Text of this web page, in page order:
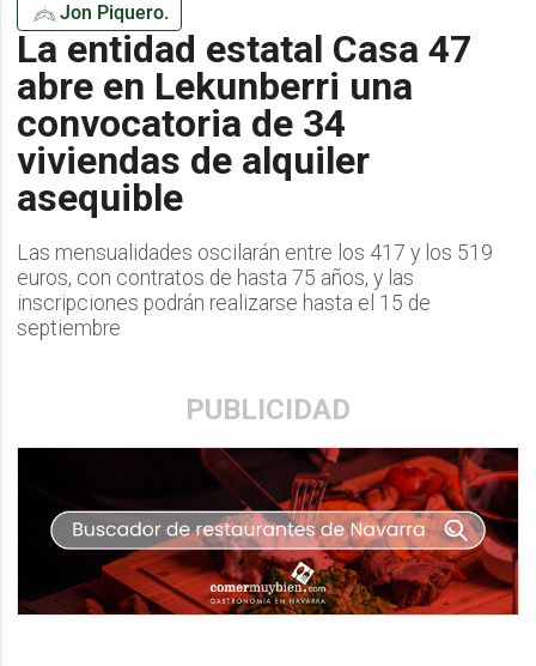
Jon Piquero.
La entidad estatal Casa 47
abre en Lekunberri una
convocatoria de 34
viviendas de alquiler
asequible
Las mensualidades oscilarán entre los 417 y los 519
euros, con contratos de hasta 75 años, y las
inscripciones podrán realizarse hasta el 15 de
septiembre
PUBLICIDAD